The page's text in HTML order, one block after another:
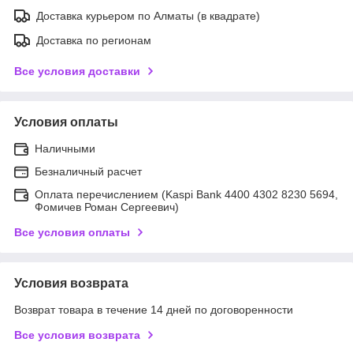
Доставка курьером по Алматы (в квадрате)
Доставка по регионам
Все условия доставки
Условия оплаты
Наличными
Безналичный расчет
Оплата перечислением (Kaspi Bank 4400 4302 8230 5694,
Фомичев Роман Сергеевич)
Все условия оплаты
Условия возврата
Возврат товара в течение 14 дней по договоренности
Все условия возврата